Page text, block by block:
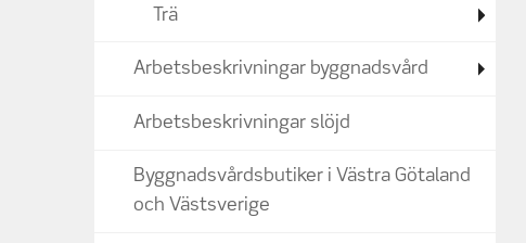
Trä
Arbetsbeskrivningar byggnadsvård
Arbetsbeskrivningar slöjd
Byggnadsvårdsbutiker i Västra Götaland
och Västsverige